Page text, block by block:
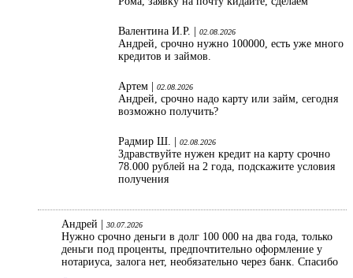
Валентина И.Р. | 02.08.2026
Андрей, срочно нужно 100000, есть уже много
кредитов и займов.
Артем | 02.08.2026
Андрей, срочно надо карту или займ, сегодня
возможно получить?
Радмир Ш. | 02.08.2026
Здравствуйте нужен кредит на карту срочно
78.000 рублей на 2 года, подскажите условия
получения
Андрей | 30.07.2026
Нужно срочно деньги в долг 100 000 на два года, только
деньги под проценты, предпочтительно оформление у
нотариуса, залога нет, необязательно через банк. Спасибо